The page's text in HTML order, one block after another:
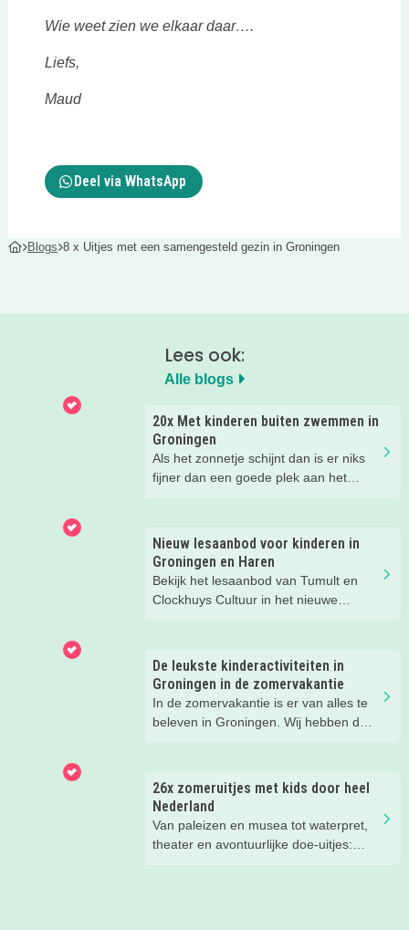
Wie weet zien we elkaar daar….
Liefs,
Maud
Deel via WhatsApp
Blogs 8 x Uitjes met een samengesteld gezin in Groningen
Lees ook:
Alle blogs
20x Met kinderen buiten zwemmen in
Groningen
Als het zonnetje schijnt dan is er niks
fijner dan een goede plek aan het
genoeg buiten te zwemmen in
Groningen. In dit blog vind je de 20
leukste plekken!
Nieuw lesaanbod voor kinderen in
Groningen en Haren
Bekijk het lesaanbod van Tumult en
Clockhuys Cultuur in het nieuwe
De leukste kinderactiviteiten in
Groningen in de zomervakantie
In de zomervakantie is er van alles te
beleven in Groningen. Wij hebben de
26x zomeruitjes met kids door heel
Nederland
Van paleizen en musea tot waterpret,
theater en avontuurlijke doe-uitjes: